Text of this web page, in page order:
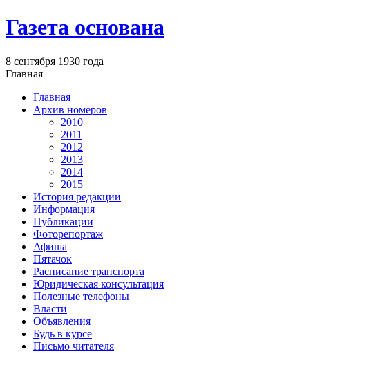
Газета основана
8 сентября 1930 года
Главная
Главная
Архив номеров
2010
2011
2012
2013
2014
2015
История редакции
Информация
Публикации
Фоторепортаж
Афиша
Пятачок
Расписание транспорта
Юридическая консультация
Полезные телефоны
Власти
Объявления
Будь в курсе
Письмо читателя